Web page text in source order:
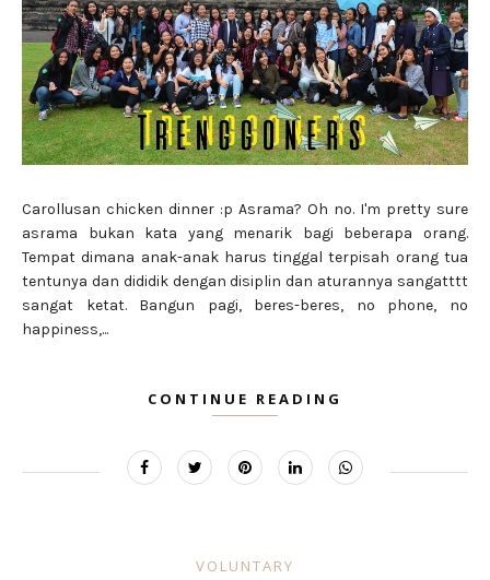
Carollusan chicken dinner :p Asrama? Oh no. I'm pretty sure
asrama bukan kata yang menarik bagi beberapa orang.
Tempat dimana anak-anak harus tinggal terpisah orang tua
tentunya dan dididik dengan disiplin dan aturannya sangatttt
sangat ketat. Bangun pagi, beres-beres, no phone, no
happiness,...
CONTINUE READING
VOLUNTARY